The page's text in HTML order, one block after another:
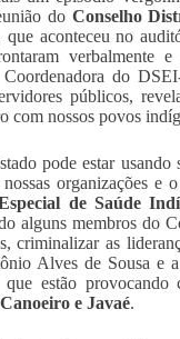
do Conselho
que aconteceu no
verbalmente
Coordenadora do
públicos,
com nossos povos
pode estar
organizações e
de Saúde
alguns membros do
criminalizar as
Alves de Sousa e
que estão
e Javaé.